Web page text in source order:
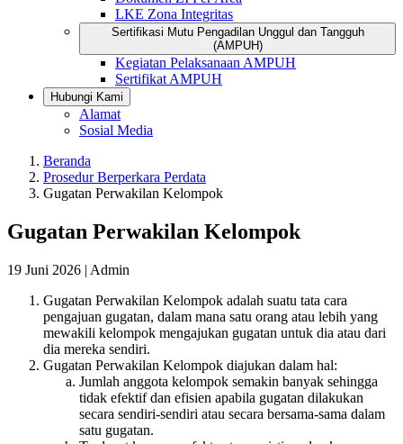
LKE Zona Integritas
Sertifikasi Mutu Pengadilan Unggul dan Tangguh
(AMPUH)
Kegiatan Pelaksanaan AMPUH
Sertifikat AMPUH
Hubungi Kami
Alamat
Sosial Media
Beranda
Prosedur Berperkara Perdata
Gugatan Perwakilan Kelompok
Gugatan Perwakilan Kelompok
19 Juni 2026 | Admin
Gugatan Perwakilan Kelompok adalah suatu tata cara
pengajuan gugatan, dalam mana satu orang atau lebih yang
mewakili kelompok mengajukan gugatan untuk dia atau dari
dia mereka sendiri.
Gugatan Perwakilan Kelompok diajukan dalam hal:
Jumlah anggota kelompok semakin banyak sehingga
tidak efektif dan efisien apabila gugatan dilakukan
secara sendiri-sendiri atau secara bersama-sama dalam
satu gugatan.